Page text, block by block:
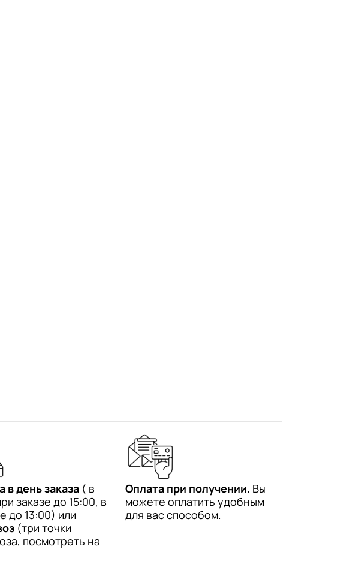
в день заказа ( в
заказе до 15:00, в
до 13:00) или
(три точки
посмотреть на
Оплата при получении. Вы
можете оплатить удобным
для вас способом.